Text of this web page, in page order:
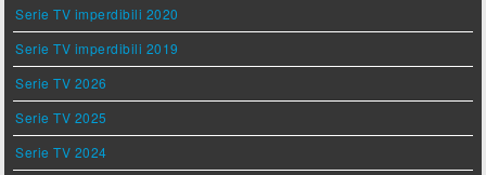
Serie TV imperdibili 2020
Serie TV imperdibili 2019
Serie TV 2026
Serie TV 2025
Serie TV 2024